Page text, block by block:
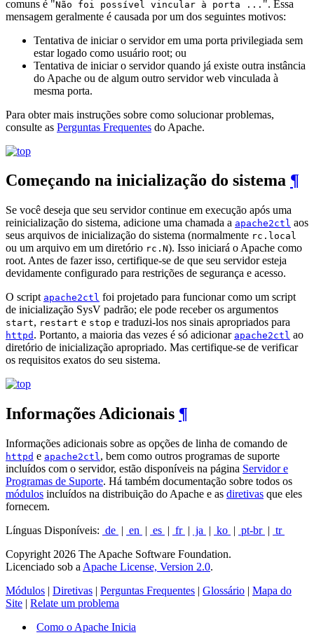
comuns é "Não foi possível vincular à porta ... ". Essa
mensagem geralmente é causada por um dos seguintes motivos:
Tentativa de iniciar o servidor em uma porta privilegiada sem
estar logado como usuário root; ou
Tentativa de iniciar o servidor quando já existe outra instância
do Apache ou de algum outro servidor web vinculada à
mesma porta.
Para obter mais instruções sobre como solucionar problemas,
consulte as Perguntas Frequentes do Apache.
Começando na inicialização do sistema ¶
Se você deseja que seu servidor continue em execução após uma
reinicialização do sistema, adicione uma chamada a apache2ctl aos
seus arquivos de inicialização do sistema (normalmente rc.local
ou um arquivo em um diretório rc.N). Isso iniciará o Apache como
root. Antes de fazer isso, certifique-se de que seu servidor esteja
devidamente configurado para restrições de segurança e acesso.
O script apache2ctl foi projetado para funcionar como um script
de inicialização SysV padrão; ele pode receber os argumentos
start, restart e stop e traduzi-los nos sinais apropriados para
httpd . Portanto, a maioria das vezes é só adicionar apache2ctl ao
diretório de inicialização apropriado. Mas certifique-se de verificar
os requisitos exatos do seu sistema.
Informações Adicionais ¶
Informações adicionais sobre as opções de linha de comando de
httpd e apache2ctl, bem como outros programas de suporte
incluídos com o servidor, estão disponíveis na página Servidor e
Programas de Suporte. Há também documentação sobre todos os
módulos incluídos na distribuição do Apache e as diretivas que eles
fornecem.
Línguas Disponíveis: de | en | es | fr | ja | ko | pt-br | tr
Copyright 2026 The Apache Software Foundation.
Licenciado sob a Apache License, Version 2.0.
Módulos | Diretivas | Perguntas Frequentes | Glossário | Mapa do
Site | Relate um problema
Como o Apache Inicia